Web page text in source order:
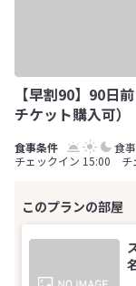
【早割90】90日
チケット購入可）
食
チェックイン 15:00 チ